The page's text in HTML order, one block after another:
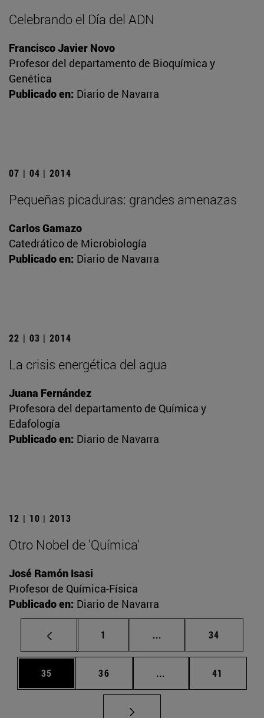
Celebrando el Día del ADN
Francisco Javier Novo
Profesor del departamento de Bioquímica y
Genética
Publicado en: Diario de Navarra
07 | 04 | 2014
Pequeñas picaduras: grandes amenazas
Carlos Gamazo
Catedrático de Microbiología
Publicado en: Diario de Navarra
22 | 03 | 2014
La crisis energética del agua
Juana Fernández
Profesora del departamento de Química y
Edafología
Publicado en: Diario de Navarra
12 | 10 | 2013
Otro Nobel de 'Química'
José Ramón Isasi
Profesor de Química-Física
Publicado en: Diario de Navarra
Página
1 ... Páginas intermedias
Página
34
Página
35 Página
36 ... Páginas intermedias
Página
41